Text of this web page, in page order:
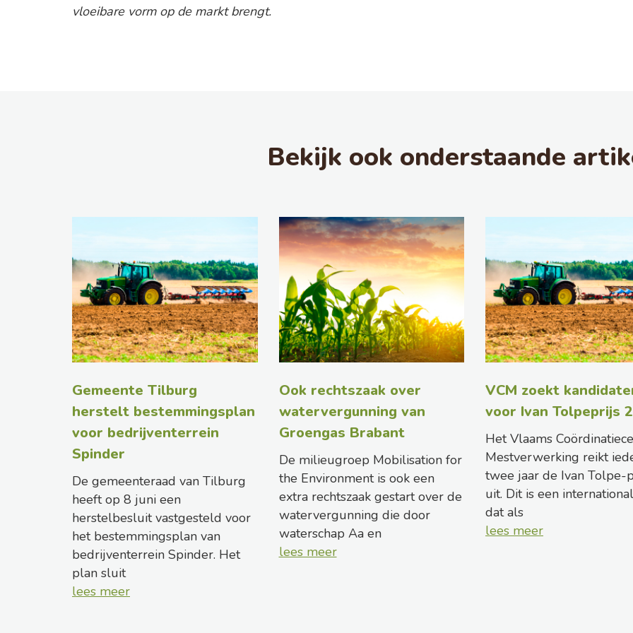
vloeibare vorm op de markt brengt.
Bekijk ook onderstaande
Gemeente Tilburg
herstelt bestemmingsplan
voor bedrijventerrein
Spinder
De gemeenteraad van Tilburg
heeft op 8 juni een
herstelbesluit vastgesteld voor
het bestemmingsplan van
bedrijventerrein Spinder. Het
plan sluit
lees meer
Ook rechtszaak over
watervergunning van
Groengas Brabant
De milieugroep Mobilisation for
the Environment is ook een
extra rechtszaak gestart over de
watervergunning die door
waterschap Aa en
lees meer
VCM zoekt
voor Ivan Tolpeprijs
Het Vlaams
Mestverwerking reikt
twee jaar de Ivan Tolpe-
uit. Dit is een
dat als
lees meer